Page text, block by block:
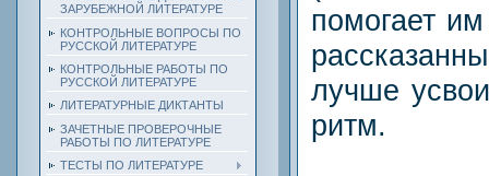
ЗАРУБЕЖНОЙ ЛИТЕРАТУРЕ
КОНТРОЛЬНЫЕ ВОПРОСЫ ПО
РУССКОЙ ЛИТЕРАТУРЕ
КОНТРОЛЬНЫЕ РАБОТЫ ПО
РУССКОЙ ЛИТЕРАТУРЕ
ЛИТЕРАТУРНЫЕ ДИКТАНТЫ
ЗАЧЕТНЫЕ ПРОВЕРОЧНЫЕ
РАБОТЫ ПО ЛИТЕРАТУРЕ
ТЕСТЫ ПО ЛИТЕРАТУРЕ
помогает
лучше
ритм.